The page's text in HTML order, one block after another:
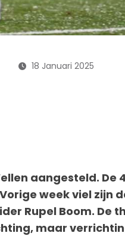
18 Januari 2025
aangesteld. De
week viel zijn
Rupel Boom. De
maar